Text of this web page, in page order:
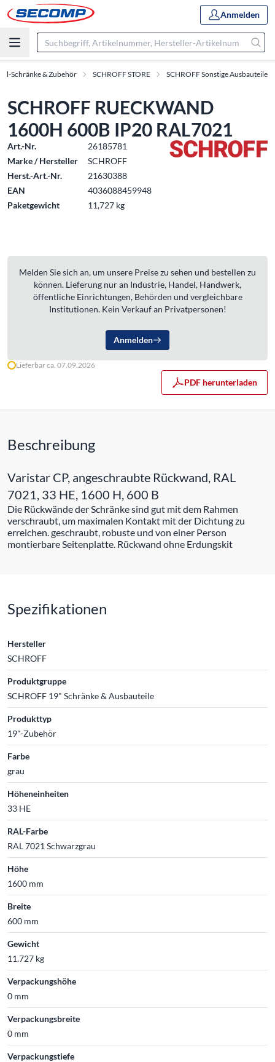
Anmelden
Schränke & Zubehör SCHROFF STORE SCHROFF Sonstige Ausbauteile
SCHROFF RUECKWAND
1600H 600B IP20 RAL7021
Art.-Nr.
26185781
Marke / Hersteller
SCHROFF
Herst.-Art.-Nr.
21630388
EAN
4036088459948
Paketgewicht
11,727 kg
Melden Sie sich an, um unsere Preise zu sehen und bestellen zu
können. Lieferung nur an Industrie, Handel, Handwerk,
öffentliche Einrichtungen, Behörden und vergleichbare
Institutionen. Kein Verkauf an Privatpersonen!
Anmelden
Lieferbar ca. 07.09.2026
PDF herunterladen
Beschreibung
Varistar CP, angeschraubte Rückwand, RAL
7021, 33 HE, 1600 H, 600 B
Die Rückwände der Schränke sind gut mit dem Rahmen
verschraubt, um maximalen Kontakt mit der Dichtung zu
erreichen. geschraubt, robuste und von einer Person
montierbare Seitenplatte. Rückwand ohne Erdungskit
Spezifikationen
Hersteller
SCHROFF
Produktgruppe
SCHROFF 19" Schränke & Ausbauteile
Produkttyp
19"-Zubehör
Farbe
grau
Höheneinheiten
33 HE
RAL-Farbe
RAL 7021 Schwarzgrau
Höhe
1600 mm
Breite
600 mm
Gewicht
11.727 kg
Verpackungshöhe
0 mm
Verpackungsbreite
0 mm
Verpackungstiefe